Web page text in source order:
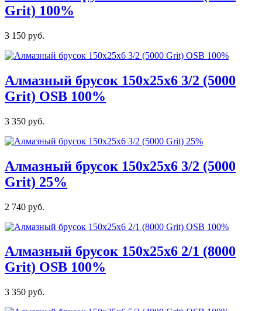
Grit) 100%
3 150 руб.
Алмазный брусок 150х25х6 3/2 (5000
Grit) OSB 100%
3 350 руб.
Алмазный брусок 150х25х6 3/2 (5000
Grit) 25%
2 740 руб.
Алмазный брусок 150х25х6 2/1 (8000
Grit) OSB 100%
3 350 руб.